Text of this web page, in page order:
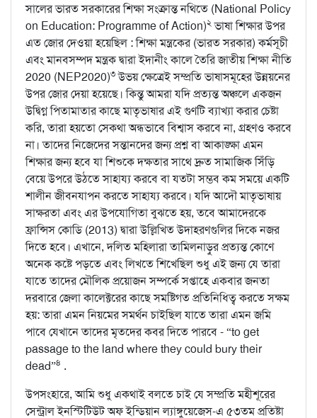
সালের ভারত সরকারের শিক্ষা সংক্রান্ত নথিতে (National Policy
on Education: Programme of Action)২ ভাষা শিক্ষার উপর
এত জোর দেওয়া হয়েছিল : শিক্ষা মন্ত্রকের (ভারত সরকার) কর্মসূচী
এবং মানবসম্পদ মন্ত্রক দ্বারা ইদানীং কালে তৈরি জাতীয় শিক্ষা নীতি
2020 (NEP2020)৩উভয় ক্ষেত্রেই সম্প্রতি ভাষাসমূহের উন্নয়নের
উপর জোর দেয়া হয়েছে। কিন্তু আমরা যদি প্রত্যন্ত অঞ্চলে একজন
উদ্বিগ্ন পিতামাতার কাছে মাতৃভাষার এই গুণটি ব্যাখ্যা করার চেষ্টা
করি, তারা হয়তো সেকথা অন্ধভাবে বিশ্বাস করবে না, গ্রহণও করবে
না। তাদের নিজেদের সন্তানদের জন্য প্রশ্ন বা আকাঙ্ক্ষা এমন
শিক্ষার জন্য হবে যা শিশুকে দক্ষতার সাথে দ্রুত সামাজিক সিঁড়ি
বেয়ে উপরে উঠতে সাহায্য করবে বা যতটা সম্ভব কম সময়ে একটি
শালীন জীবনযাপন করতে সাহায্য করবে। যদি আদৌ মাতৃভাষায়
সাক্ষরতা এবং এর উপযোগিতা বুঝতে হয়, তবে আমাদেরকে
ফ্রান্সিস কোডি (2013) দ্বারা উল্লিখিত উদাহরণগুলির দিকে নজর
দিতে হবে। এখানে, দলিত মহিলারা তামিলনাড়ুর প্রত্যন্ত কোণে
অনেক কষ্টে পড়তে এবং লিখতে শিখেছিল শুধু এই জন্য যে তারা
যাতে তাদের মৌলিক প্রয়োজন সম্পর্কে সপ্তাহে একবার জনতা
দরবারে জেলা কালেক্টরের কাছে সমষ্টিগত প্রতিনিধিত্ব করতে সক্ষম
হয়: তারা এমন নিয়মের সমর্থন চাইছিল যাতে তারা এমন জমি
পাবে যেখানে তাদের মৃতদের কবর দিতে পারবে - “to get
passage to the land where they could bury their
dead”৪ .
উপসংহারে, আমি শুধু একথাই বলতে চাই যে সম্প্রতি মহীশূরের
সেন্ট্রাল ইনস্টিটিউট অফ ইন্ডিয়ান ল্যাঙ্গুয়েজেস-এ ৫৩তম প্রতিষ্টা